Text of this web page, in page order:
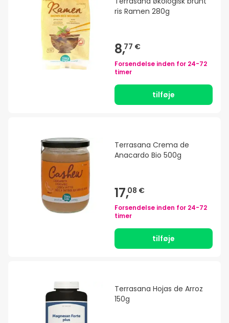
ris Ramen 280g
8,77 €
Forsendelse inden for 24-72
timer
tilføje
Terrasana Crema de
Anacardo Bio 500g
17,08 €
Forsendelse inden for 24-72
timer
tilføje
Terrasana Hojas de Arroz
150g